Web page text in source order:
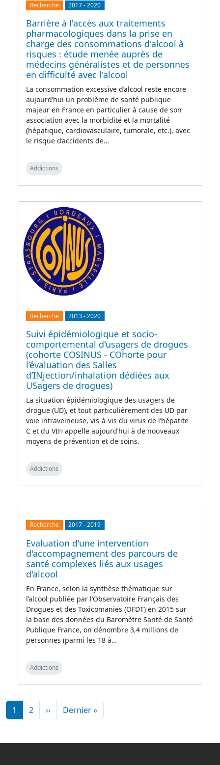
Recherche 2017-2020
Barrière à l'accès aux traitements
pharmacologiques dans la prise en
charge des consommations d'alcool à
risques : étude menée auprès de
médecins généralistes et de personnes
en difficulté avec l'alcool
La consommation excessive d’alcool reste encore
aujourd’hui un problème de santé publique
majeur en France en particulier à cause de son
association avec la morbidité et la mortalité
(hépatique, cardiovasculaire, tumorale, etc.), avec
le risque d’accidents de…
Addictions
Recherche 2013-2020
Suivi épidémiologique et socio-
comportemental d'usagers de drogues
(cohorte COSINUS - COhorte pour
l’évaluation des Salles
d’INjection/inhalation dédiées aux
USagers de drogues)
La situation épidémiologique des usagers de
drogue (UD), et tout particulièrement des UD par
voie intraveineuse, vis-à-vis du virus de l’hépatite
C et du VIH appelle aujourd’hui à de nouveaux
moyens de prévention et de soins.
Addictions
Recherche 2017-2019
Evaluation d'une intervention
d'accompagnement des parcours de
santé complexes liés aux usages
d'alcool
En France, selon la synthèse thématique sur
l’alcool publiée par l’Observatoire Français des
Drogues et des Toxicomanies (OFDT) en 2015 sur
la base des données du Baromètre Santé de Santé
Publique France, on dénombre 3,4 millions de
personnes (parmi les 18 à…
Addictions
Pagination
1 2 ››Page suivante
Dernier »Dernière page